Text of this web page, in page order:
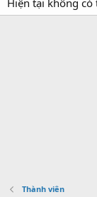
Hiện tại không
Thành viên